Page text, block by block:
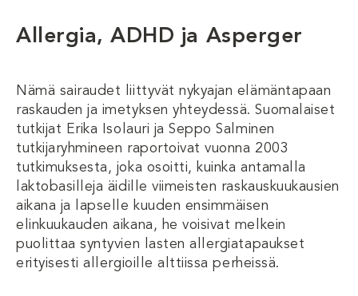
Allergia, ADHD ja Asperger
Nämä sairaudet liittyvät nykyajan elämäntapaan
raskauden ja imetyksen yhteydessä. Suomalaiset
tutkijat Erika Isolauri ja Seppo Salminen
tutkijaryhmineen raportoivat vuonna 2003
tutkimuksesta, joka osoitti, kuinka antamalla
laktobasilleja äidille viimeisten raskauskuukausien
aikana ja lapselle kuuden ensimmäisen
elinkuukauden aikana, he voisivat melkein
puolittaa syntyvien lasten allergiatapaukset
erityisesti allergioille alttiissa perheissä.